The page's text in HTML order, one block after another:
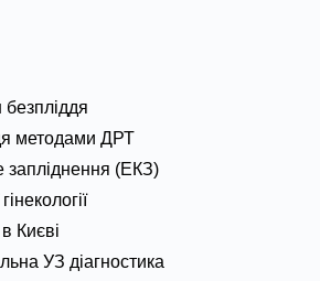
безпліддя
методами ДРТ
запліднення (ЕКЗ)
Києві
УЗ діагностика